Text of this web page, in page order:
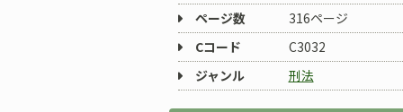
ページ数
316ページ
Cコード
C3032
ジャンル
刑法